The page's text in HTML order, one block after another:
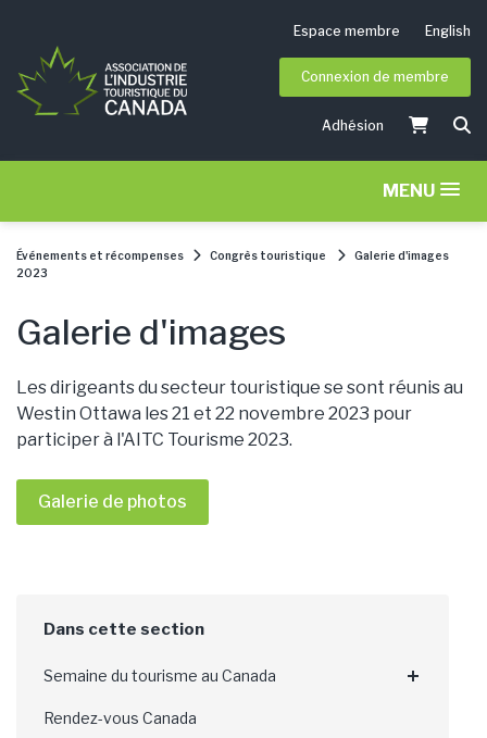
Espace membre English
Connexion de membre
Adhésion
MENU
Événements et récompenses Congrès touristique
Galerie d'images
2023
Galerie d'images
Les dirigeants du secteur touristique se sont réunis au
Westin Ottawa les 21 et 22 novembre 2023 pour
participer à l'AITC Tourisme 2023.
Galerie de photos
Semaine du tourisme au Canada
Rendez-vous Canada